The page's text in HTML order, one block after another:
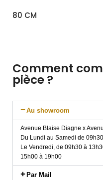
80 CM
Comment
pièce ?
Au showroom
Avenue Blaise Diagne x
Du Lundi au Samedi de
Le Vendredi, de 09h30 à
15h00 à 19h00
Par Mail